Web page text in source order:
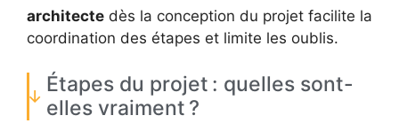
architecte dès la conception du projet facilite la
coordination des étapes et limite les oublis.
Étapes du projet : quelles sont-
elles vraiment ?